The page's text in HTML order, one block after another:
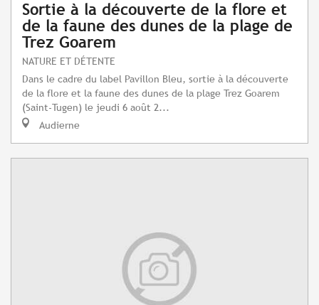
Sortie à la découverte de la flore et
de la faune des dunes de la plage de
Trez Goarem
NATURE ET DÉTENTE
Dans le cadre du label Pavillon Bleu, sortie à la découverte
de la flore et la faune des dunes de la plage Trez Goarem
(Saint-Tugen) le jeudi 6 août 2...
Audierne